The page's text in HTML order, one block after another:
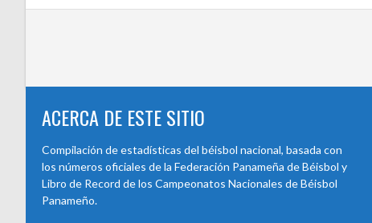
ACERCA DE ESTE SITIO
Compilación de estadísticas del béisbol nacional, basada con
los números oficiales de la Federación Panameña de Béisbol y
Libro de Record de los Campeonatos Nacionales de Béisbol
Panameño.